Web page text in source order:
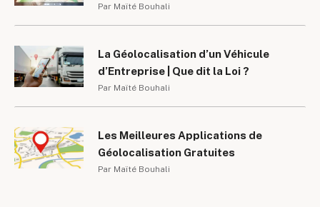
Par Maïté Bouhali
La Géolocalisation d’un Véhicule
d’Entreprise | Que dit la Loi ?
Par Maïté Bouhali
Les Meilleures Applications de
Géolocalisation Gratuites
Par Maïté Bouhali